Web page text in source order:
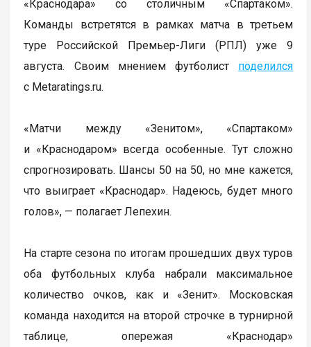
«Краснодара» со столичным «Спартаком».
Команды встретятся в рамках матча в третьем
туре Российской Премьер-Лиги (РПЛ) уже 9
августа. Своим мнением футболист поделился
с Metaratings.ru.
«Матчи между «Зенитом», «Спартаком»
и «Краснодаром» всегда особенные. Тут сложно
спрогнозировать. Шансы 50 на 50, но мне кажется,
что выиграет «Краснодар». Надеюсь, будет много
голов», — полагает Лепехин.
На старте сезона по итогам прошедших двух туров
оба футбольных клуба набрали максимальное
количество очков, как и «Зенит». Московская
команда находится на второй строчке в турнирной
таблице, опережая «Краснодар»